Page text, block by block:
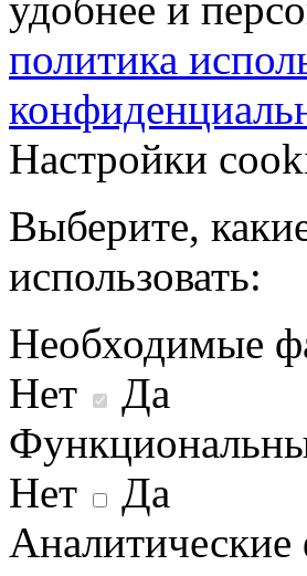
политика
Настройки
Выберите,
использовать:
Необходимые
Нет
Да
Нет
Да